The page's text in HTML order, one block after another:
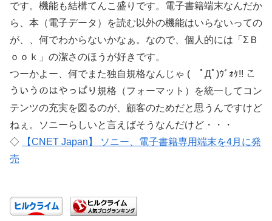
です。機能も結構てんこ盛りです。電子書籍端末なんだか
ら、本（電子データ）を読む以外の機能はいらないっての
が、、何でわからないかなぁ。なので、個人的には「ΣＢ
ｏｏｋ」の潔さのほうが好きです。
つーかよー、何でまた独自規格なんじゃ ( ﾟДﾟ)ｳﾞｫｹ!! こ
ういうのはやっぱり規格（フォーマット）を統一してコン
テンツの充実を図るのが、顧客のためだと思うんですけど
ねぇ。ソニーらしいと言えばそうなんだけど・・・
◇
【CNET Japan】 ソニー、電子書籍専用端末を4月に発
売